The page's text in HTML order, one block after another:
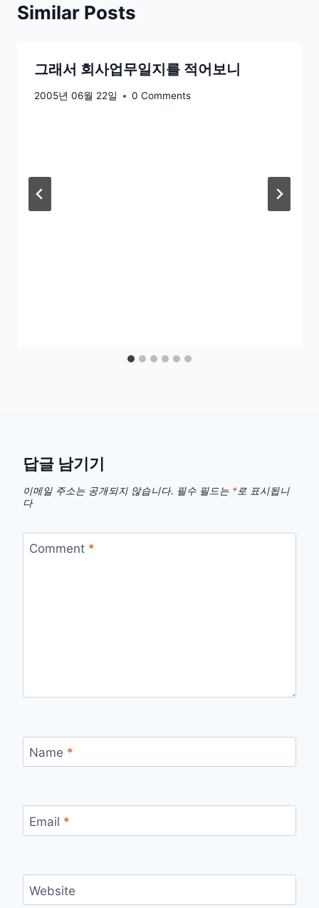
Similar Posts
그래서 회사업무일지를 적어보니
2005년 06월 22일 0 Comments
답글 남기기
이메일 주소는 공개되지 않습니다. 필수 필드는 *로 표시됩니
다
Comment *
Name *
Email *
Website